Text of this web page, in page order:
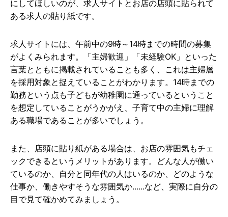
にしてほしいのが、求人サイトとお店の店頭に貼られて
ある求人の貼り紙です。
求人サイトには、午前中の9時～14時までの時間の募集
がよくみられます。「主婦歓迎」「未経験OK」といった
言葉とともに掲載されていることも多く、これは主婦層
を採用対象と捉えていることがわかります。14時までの
勤務という点も子どもが幼稚園に通っているということ
を想定していることがうかがえ、子育て中の主婦に理解
ある職場であることが多いでしょう。
また、店頭に貼り紙がある場合は、お店の雰囲気もチェ
ックできるというメリットがあります。どんな人が働い
ているのか、自分と同年代の人はいるのか、どのような
仕事か、働きやすそうな雰囲気か......など、実際に自分の
目で見て確かめてみましょう。